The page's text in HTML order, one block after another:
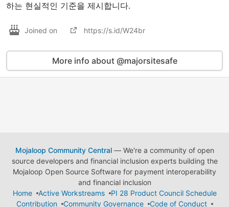
하는 현실적인 기준을 제시합니다.
Joined on https://s.id/W24br
More info about @majorsitesafe
Mojaloop Community Central— We're a community of open
source developers and financial inclusion experts building the
Mojaloop Open Source Software for payment interoperability
and financial inclusion
Home
Active Workstreams
PI 28 Product Council Schedule
Contribution
Community Governance
Code of Conduct